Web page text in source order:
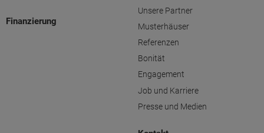
Finanzierung
Unsere Partner
Musterhäuser
Referenzen
Bonität
Engagement
Job und Karriere
Presse und Medien